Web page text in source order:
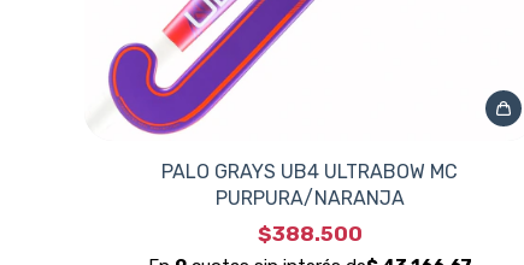
PALO GRAYS UB4 ULTRABOW MC
PURPURA/NARANJA
$388.500